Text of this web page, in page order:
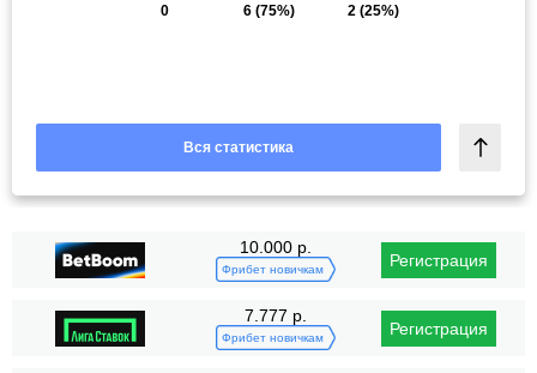
0
6 (75%)
2 (25%)
Вся статистика
10.000 р.
Фрибет новичкам Регистрация
7.777 р.
Фрибет новичкам Регистрация